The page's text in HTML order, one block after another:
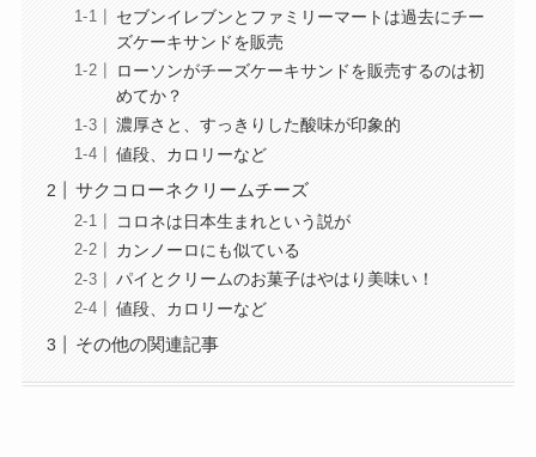
セブンイレブンとファミリーマートは過去にチー
ズケーキサンドを販売
ローソンがチーズケーキサンドを販売するのは初
めてか？
濃厚さと、すっきりした酸味が印象的
値段、カロリーなど
サクコローネクリームチーズ
コロネは日本生まれという説が
カンノーロにも似ている
パイとクリームのお菓子はやはり美味い！
値段、カロリーなど
その他の関連記事